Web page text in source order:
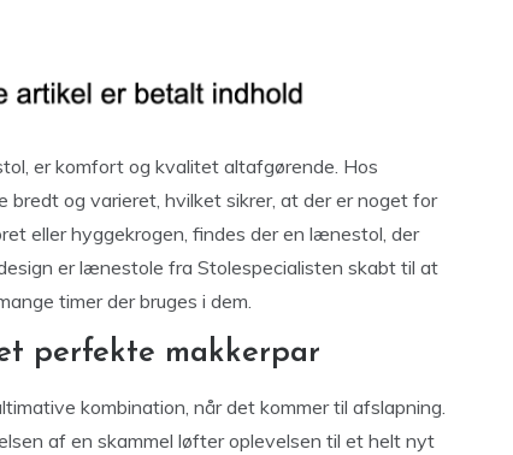
er komfort og kvalitet altafgørende. Hos
og varieret, hvilket sikrer, at der er noget for
eller hyggekrogen, findes der en lænestol, der
er lænestole fra Stolespecialisten skabt til at
timer der bruges i dem.
perfekte makkerpar
kombination, når det kommer til afslapning.
af en skammel løfter oplevelsen til et helt nyt